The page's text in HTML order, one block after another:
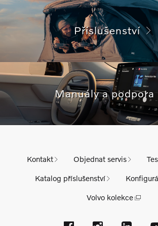
Příslušenství
Manuály a
Kontakt Objednat servis
Katalog příslušenství
Volvo kolekce